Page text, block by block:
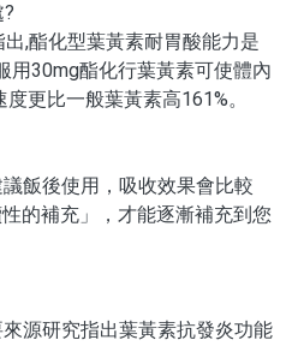
,酯化型葉黃素耐胃酸能力是
用30mg酯化行葉黃素可使體內
更比一般葉黃素高161%。
飯後使用，吸收效果會比較
的補充」，才能逐漸補充到您
源研究指出葉黃素抗發炎功能